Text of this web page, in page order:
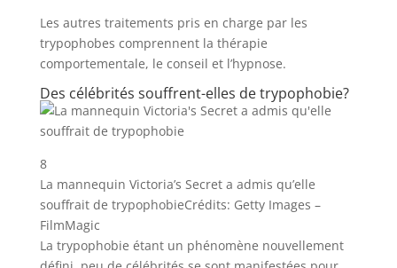
Les autres traitements pris en charge par les
trypophobes comprennent la thérapie
comportementale, le conseil et l’hypnose.
Des célébrités souffrent-elles de trypophobie?
8
La mannequin Victoria’s Secret a admis qu’elle
souffrait de trypophobieCrédits: Getty Images –
FilmMagic
La trypophobie étant un phénomène nouvellement